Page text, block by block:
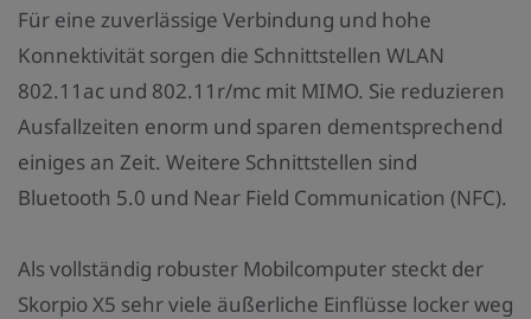
Für eine zuverlässige Verbindung und hohe
Konnektivität sorgen die Schnittstellen WLAN
802.11ac und 802.11r/mc mit MIMO. Sie reduzieren
Ausfallzeiten enorm und sparen dementsprechend
einiges an Zeit. Weitere Schnittstellen sind
Bluetooth 5.0 und Near Field Communication (NFC).
Als vollständig robuster Mobilcomputer steckt der
Skorpio X5 sehr viele äußerliche Einflüsse locker weg